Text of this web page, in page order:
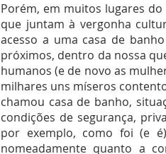
Porém, em muitos lugares
que juntam à vergonha
acesso a uma casa de
próximos, dentro da nossa
humanos (e de novo as
milhares uns míseros
chamou casa de banho,
condições de segurança,
por exemplo, como foi (e
nomeadamente quanto a